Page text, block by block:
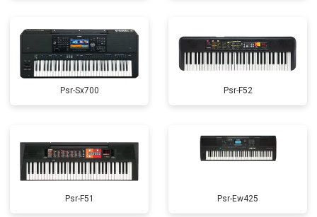
Psr-Sx700 Psr-F52
Psr-F51 Psr-Ew425